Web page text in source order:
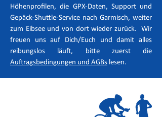
Höhenprofilen, die GPX-Daten, Support und
Gepäck-Shuttle-Service nach Garmisch, weiter
zum Eibsee und von dort wieder zurück. Wir
freuen uns auf Dich/Euch und damit alles
reibungslos läuft, bitte zuerst die
Auftragsbedingungen und AGBs lesen.